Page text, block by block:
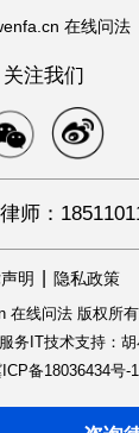
在线问法
关注我们
师：
明 隐私政策
在线问法 版权所有
务IT技术支持：
备18036434号-1